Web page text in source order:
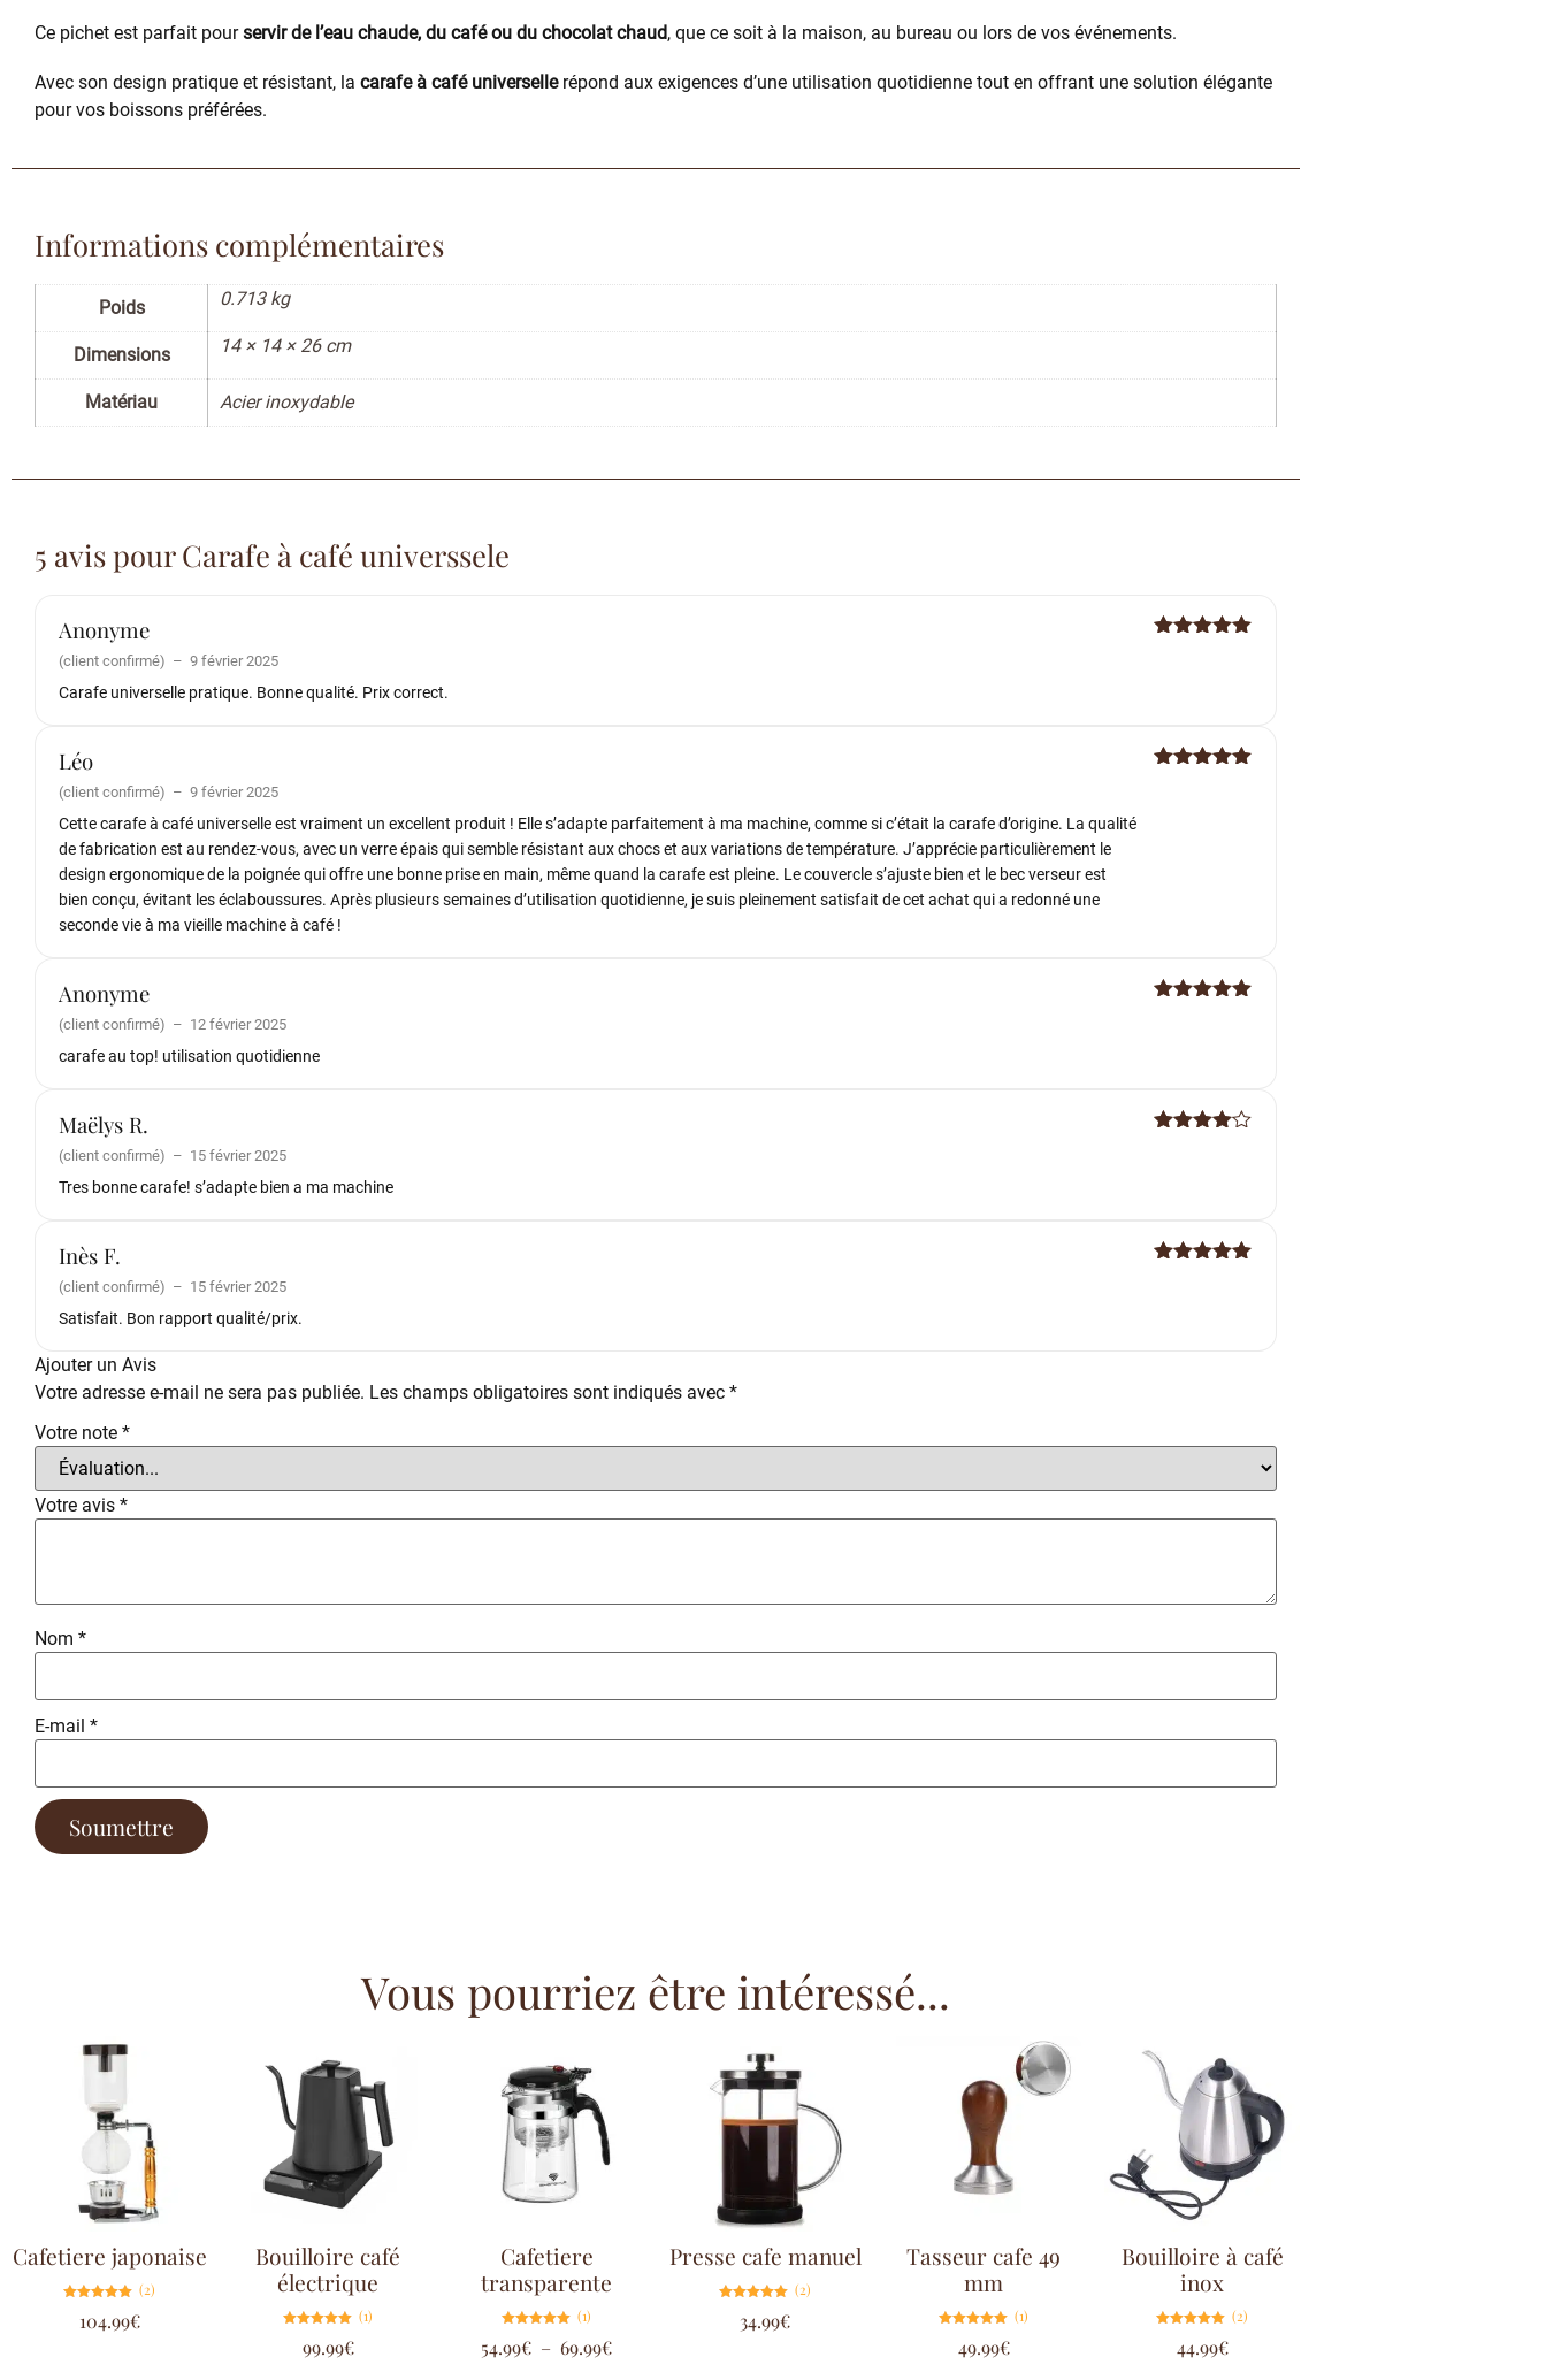
Ce pichet est parfait pourservir de l’eau chaude, du café ou du chocolat chaud, que ce soit à la maison, au bureau ou lors de vos événements.
Avec son design pratique et résistant, la carafe à café universellerépond aux exigences d’une utilisation quotidienne tout en offrant une solution élégante
pour vos boissons préférées.
Informations complémentaires
Poids 0.713 kg
Dimensions 14 × 14 × 26 cm
Matériau Acier inoxydable
5 avis pourCarafe à café universsele
Anonyme
(client confirmé) – 9 février 2025
Carafe universelle pratique. Bonne qualité. Prix correct.
Léo
(client confirmé) – 9 février 2025
Cette carafe à café universelle est vraiment un excellent produit ! Elle s’adapte parfaitement à ma machine, comme si c’était la carafe d’origine. La qualité
de fabrication est au rendez-vous, avec un verre épais qui semble résistant aux chocs et aux variations de température. J’apprécie particulièrement le
design ergonomique de la poignée qui offre une bonne prise en main, même quand la carafe est pleine. Le couvercle s’ajuste bien et le bec verseur est
bien conçu, évitant les éclaboussures. Après plusieurs semaines d’utilisation quotidienne, je suis pleinement satisfait de cet achat qui a redonné une
seconde vie à ma vieille machine à café !
Anonyme
(client confirmé) – 12 février 2025
carafe au top! utilisation quotidienne
Maëlys R.
(client confirmé) – 15 février 2025
Tres bonne carafe! s’adapte bien a ma machine
Inès F.
(client confirmé) – 15 février 2025
Satisfait. Bon rapport qualité/prix.
Ajouter un Avis
Votre adresse e-mail ne sera pas publiée. Les champs obligatoires sont indiqués avec *
Votre note *
Votre avis *
Nom *
E-mail *
Vous pourriez être intéressé...
Cafetiere japonaise
5.00
sur 5
(2)
104.99€
Bouilloire café
électrique
5.00
sur 5
(1)
99.99€
Cafetiere
transparente
5.00
sur 5
(1)
54.99€ – 69.99€
Presse cafe manuel
5.00
sur 5
(2)
34.99€
Tasseur cafe 49
mm
5.00
sur 5
(1)
49.99€
Bouilloire à café
inox
5.00
sur 5
(2)
44.99€